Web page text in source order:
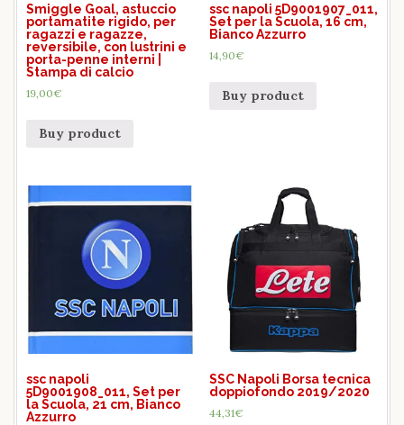
Smiggle Goal, astuccio
portamatite rigido, per
ragazzi e ragazze,
reversibile, con lustrini e
porta-penne interni |
Stampa di calcio
19,00€
Buy product
ssc napoli 5D9001907_011,
Set per la Scuola, 16 cm,
Bianco Azzurro
14,90€
Buy product
ssc napoli
5D9001908_011, Set per
la Scuola, 21 cm, Bianco
Azzurro
SSC Napoli Borsa tecnica
doppiofondo 2019/2020
44,31€